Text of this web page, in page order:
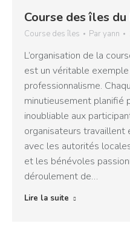
Course des îles
Course des îles Par yann
L’organisation de la
est un véritable
professionnalisme.
minutieusement planifié
inoubliable aux
organisateurs
avec les autorités
et les bénévoles
déroulement de…
Lire la suite